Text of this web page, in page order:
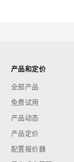
产品和定价
全部产品
免费试用
产品动态
产品定价
配置报价器